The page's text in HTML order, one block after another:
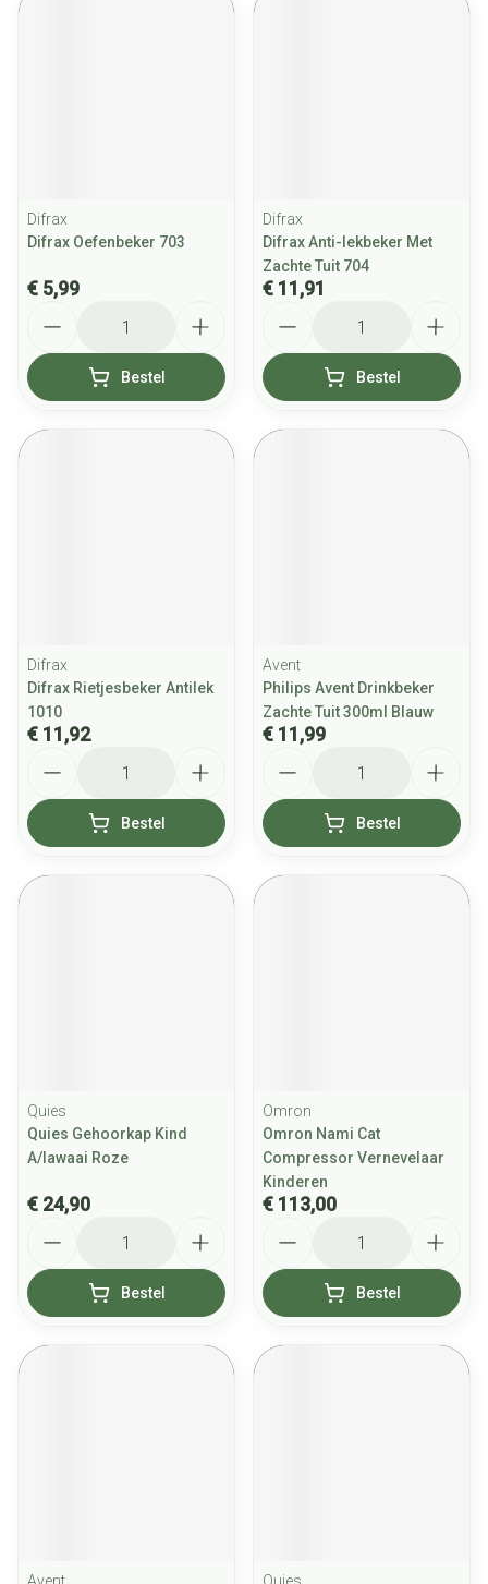
Difrax
Difrax Oefenbeker 703
€ 5,99
Bestel
Difrax
Difrax Anti-lekbeker Met
Zachte Tuit 704
€ 11,91
Bestel
Difrax
Difrax Rietjesbeker Antilek
1010
€ 11,92
Bestel
Avent
Philips Avent Drinkbeker
Zachte Tuit 300ml Blauw
€ 11,99
Bestel
Quies
Quies Gehoorkap Kind
A/lawaai Roze
€ 24,90
Bestel
Omron
Omron Nami Cat
Compressor Vernevelaar
Kinderen
€ 113,00
Bestel